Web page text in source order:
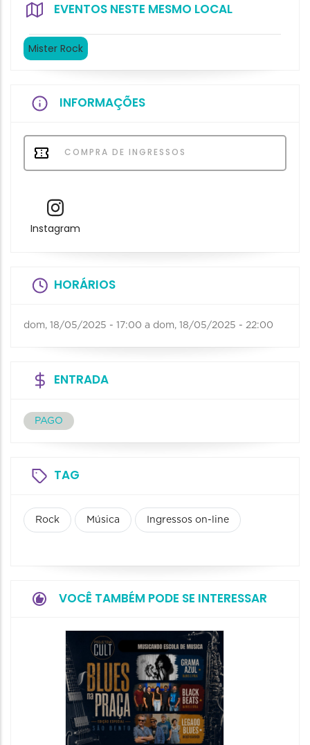
EVENTOS NESTE MESMO LOCAL
Mister Rock
INFORMAÇÕES
COMPRA DE INGRESSOS
Instagram
HORÁRIOS
dom, 18/05/2025 - 17:00 a dom, 18/05/2025 - 22:00
ENTRADA
PAGO
TAG
Rock Música Ingressos on-line
VOCÊ TAMBÉM PODE SE INTERESSAR